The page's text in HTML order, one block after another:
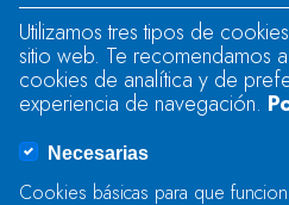
There was an error
"text" field.
There was an error
Utilizamos tres tipos de
sitio web. Te recomendamos
cookies de analítica y de
experiencia de navegación.
Necesarias
Cookies básicas para que